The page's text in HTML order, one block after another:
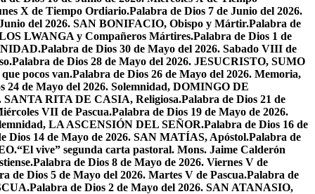
X de Tiempo Ordiario.Palabra de Dios 7 de Junio del 2026.
del 2026. SAN BONIFACIO, Obispo y Mártir.Palabra de
LWANGA y Compañeros Mártires.Palabra de Dios 1 de
Palabra de Dios 30 de Mayo del 2026. Sabado VIII de
Palabra de Dios 28 de Mayo del 2026. JESUCRISTO, SUMO
pocos van.Palabra de Dios 26 de Mayo del 2026. Memoria,
24 de Mayo del 2026. Solemnidad, DOMINGO DE
SANTA RITA DE CASIA, Religiosa.Palabra de Dios 21 de
VII de Pascua.Palabra de Dios 19 de Mayo de 2026.
LA ASCENSIÓN DEL SEÑOR.Palabra de Dios 16 de
Dios 14 de Mayo de 2026. SAN MATÍAS, Apóstol.Palabra de
“El vive” segunda carta pastoral. Mons. Jaime Calderón
Palabra de Dios 8 de Mayo de 2026. Viernes V de
de Dios 5 de Mayo del 2026. Martes V de Pascua.Palabra de
Palabra de Dios 2 de Mayo del 2026. SAN ATANASIO,